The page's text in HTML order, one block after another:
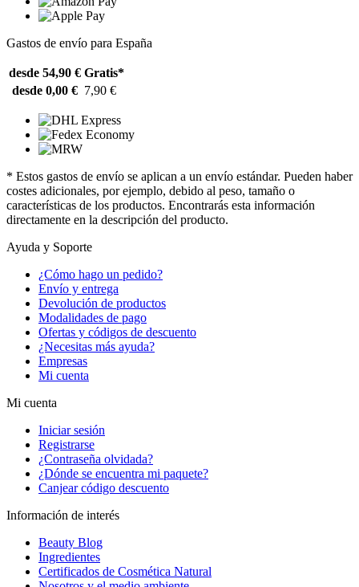
Gastos de envío para España
desde 54,90 € Gratis*
desde 0,00 € 7,90 €
* Estos gastos de envío se aplican a un envío estándar. Pueden haber
costes adicionales, por ejemplo, debido al peso, tamaño o
características de los productos. Encontrarás esta información
directamente en la descripción del producto.
Ayuda y Soporte
¿Cómo hago un pedido?
Envío y entrega
Devolución de productos
Modalidades de pago
Ofertas y códigos de descuento
¿Necesitas más ayuda?
Empresas
Mi cuenta
Mi cuenta
Iniciar sesión
Registrarse
¿Contraseña olvidada?
¿Dónde se encuentra mi paquete?
Canjear código descuento
Información de interés
Beauty Blog
Ingredientes
Certificados de Cosmética Natural